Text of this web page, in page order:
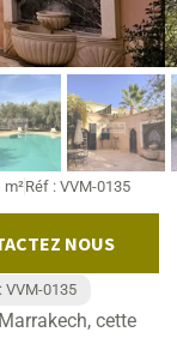
m²Réf : VVM-0135
NOUS
VVM-0135
cette